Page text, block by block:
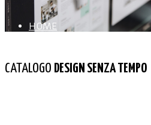
HOME
CATALOGO DESIGN SENZA TEMPO